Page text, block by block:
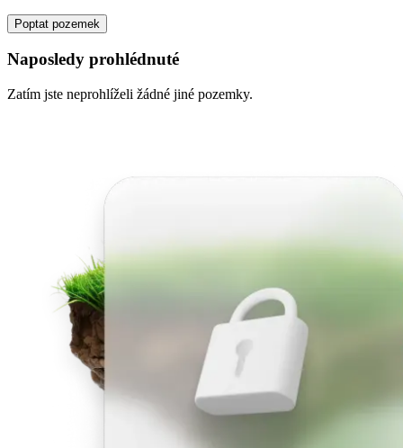
Poptat pozemek
Naposledy prohlédnuté
Zatím jste neprohlíželi žádné jiné pozemky.